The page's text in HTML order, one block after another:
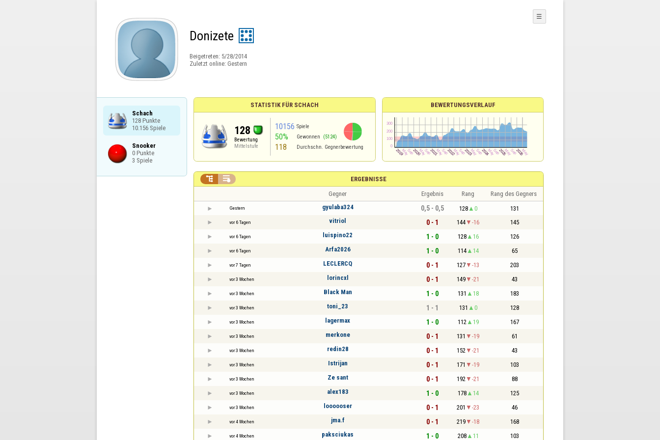
Donizete
Beigetreten: 5/28/2014
Zuletzt online: Gestern
☰
Schach
128 Punkte
10.156 Spiele
Snooker
0 Punkte
3 Spiele
STATISTIK FÜR SCHACH
128
Bewertung
Mittelstufe
10156 Spiele
50% Gewonnen (5124)
118 Durchschn. Gegnerbewertung
BEWERTUNGSVERLAUF
ERGEBNISSE
 
Gegner Ergebnis Rang Rang des Gegners
Gestern gyulaba324 0,5 - 0,5 128 0 131
vor 6 Tagen vitriol 0 - 1 144 -16 145
vor 6 Tagen luispino22 1 - 0 128 16 126
vor 6 Tagen Arfa2026 1 - 0 114 14 65
vor 7 Tagen LECLERCQ 0 - 1 127 -13 203
vor 3 Wochen lorincxl 0 - 1 149 -21 43
vor 3 Wochen Black Man 1 - 0 131 18 183
vor 3 Wochen toni_23 1 - 1 131 0 128
vor 3 Wochen lagermax 1 - 0 112 19 167
vor 3 Wochen merkone 0 - 1 131 -19 61
vor 3 Wochen redin28 0 - 1 152 -21 43
vor 3 Wochen Istrijan 0 - 1 171 -19 103
vor 3 Wochen Ze sant 0 - 1 192 -21 88
vor 3 Wochen alex183 1 - 0 178 14 125
vor 3 Wochen loooooser 0 - 1 201 -23 46
vor 4 Wochen jma.f 0 - 1 219 -18 168
vor 4 Wochen paksciukas 1 - 0 208 11 103